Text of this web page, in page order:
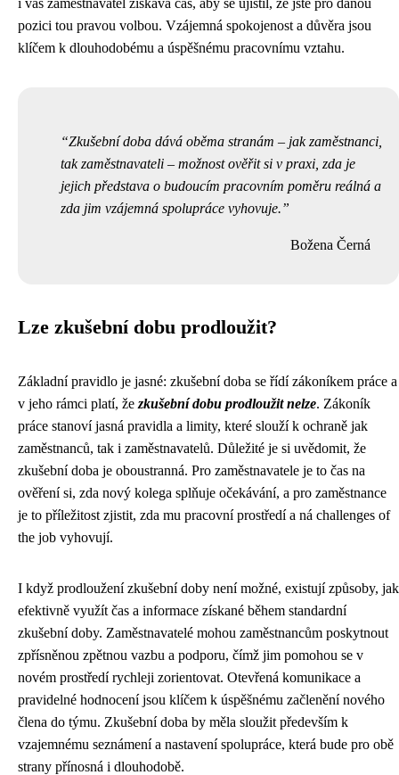
i váš zaměstnavatel získává čas, aby se ujistil, že jste pro danou
pozici tou pravou volbou. Vzájemná spokojenost a důvěra jsou
klíčem k dlouhodobému a úspěšnému pracovnímu vztahu.
Zkušební doba dává oběma stranám – jak zaměstnanci,
tak zaměstnavateli – možnost ověřit si v praxi, zda je
jejich představa o budoucím pracovním poměru reálná a
zda jim vzájemná spolupráce vyhovuje.
Božena Černá
Lze zkušební dobu prodloužit?
Základní pravidlo je jasné: zkušební doba se řídí zákoníkem práce a
v jeho rámci platí, že zkušební dobu prodloužit nelze. Zákoník
práce stanoví jasná pravidla a limity, které slouží k ochraně jak
zaměstnanců, tak i zaměstnavatelů. Důležité je si uvědomit, že
zkušební doba je oboustranná. Pro zaměstnavatele je to čas na
ověření si, zda nový kolega splňuje očekávání, a pro zaměstnance
je to příležitost zjistit, zda mu pracovní prostředí a ná challenges of
the job vyhovují.
I když prodloužení zkušební doby není možné, existují způsoby, jak
efektivně využít čas a informace získané během standardní
zkušební doby. Zaměstnavatelé mohou zaměstnancům poskytnout
zpřísněnou zpětnou vazbu a podporu, čímž jim pomohou se v
novém prostředí rychleji zorientovat. Otevřená komunikace a
pravidelné hodnocení jsou klíčem k úspěšnému začlenění nového
člena do týmu. Zkušební doba by měla sloužit především k
vzajemnému seznámení a nastavení spolupráce, která bude pro obě
strany přínosná i dlouhodobě.